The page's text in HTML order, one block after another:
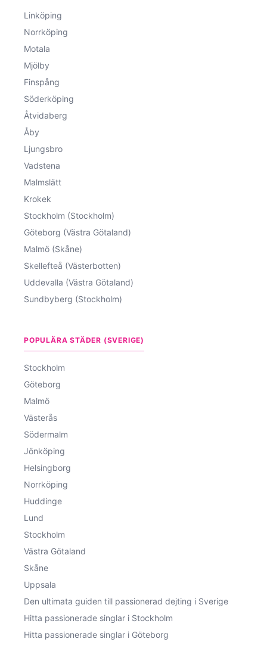
Linköping
Norrköping
Motala
Mjölby
Finspång
Söderköping
Åtvidaberg
Åby
Ljungsbro
Vadstena
Malmslätt
Krokek
Stockholm (Stockholm)
Göteborg (Västra Götaland)
Malmö (Skåne)
Skellefteå (Västerbotten)
Uddevalla (Västra Götaland)
Sundbyberg (Stockholm)
POPULÄRA STÄDER (SVERIGE)
Stockholm
Göteborg
Malmö
Västerås
Södermalm
Jönköping
Helsingborg
Norrköping
Huddinge
Lund
Stockholm
Västra Götaland
Skåne
Uppsala
Den ultimata guiden till passionerad dejting i Sverige
Hitta passionerade singlar i Stockholm
Hitta passionerade singlar i Göteborg